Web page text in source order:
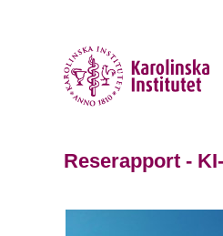
Reserapport -